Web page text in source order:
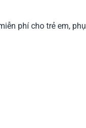
phí cho trẻ em, phụ